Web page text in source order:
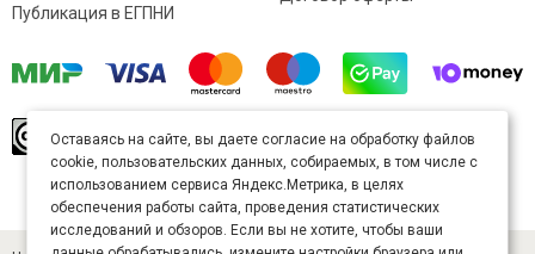
Публикация в ЕГПНИ
произведение доступно полицензии Creative
Commons «Attribution» («Атрибуция») 4.0
Непортированная.
Карта сайта
Оставаясь на сайте, вы даете согласие на обработку файлов
cookie, пользовательских данных, собираемых, в том числе с
использованием сервиса Яндекс.Метрика, в целях
обеспечения работы сайта, проведения статистических
исследований и обзоров. Если вы не хотите, чтобы ваши